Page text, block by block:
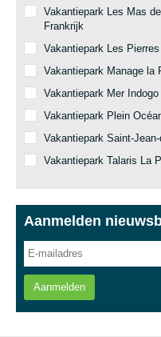
Vakantiepark Les Mas
Frankrijk
Vakantiepark Les
Vakantiepark Manage la
Vakantiepark Mer
Vakantiepark Plein
Vakantiepark Saint-
Vakantiepark Talaris La
Aanmelden
Aanmelden